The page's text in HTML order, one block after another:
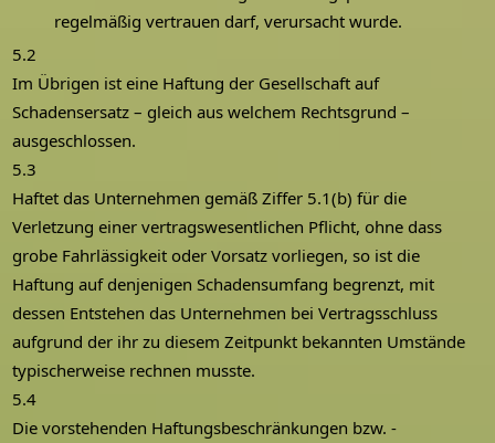
regelmäßig vertrauen darf, verursacht wurde.
5.2
Im Übrigen ist eine Haftung der Gesellschaft auf
Schadensersatz – gleich aus welchem Rechtsgrund –
ausgeschlossen.
5.3
Haftet das Unternehmen gemäß Ziffer 5.1(b) für die
Verletzung einer vertragswesentlichen Pflicht, ohne dass
grobe Fahrlässigkeit oder Vorsatz vorliegen, so ist die
Haftung auf denjenigen Schadensumfang begrenzt, mit
dessen Entstehen das Unternehmen bei Vertragsschluss
aufgrund der ihr zu diesem Zeitpunkt bekannten Umstände
typischerweise rechnen musste.
5.4
Die vorstehenden Haftungsbeschränkungen bzw. -